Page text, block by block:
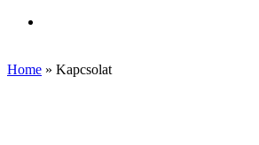
Home » Kapcsolat